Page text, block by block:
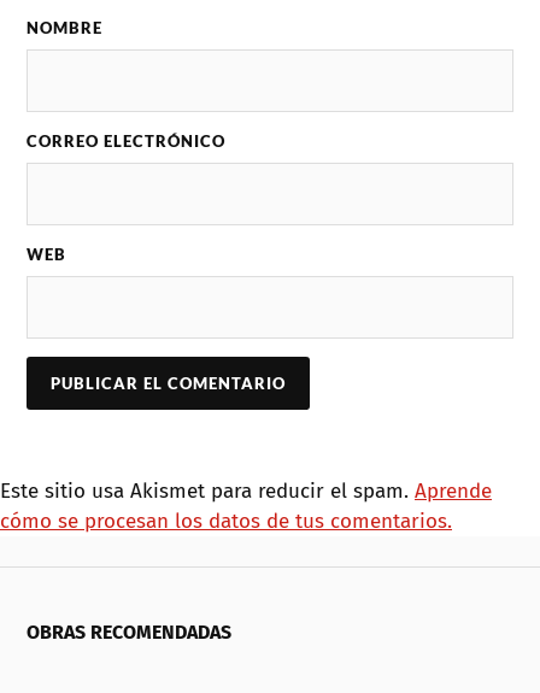
NOMBRE
CORREO ELECTRÓNICO
WEB
Este sitio usa Akismet para reducir el spam. Aprende
cómo se procesan los datos de tus comentarios.
OBRAS RECOMENDADAS